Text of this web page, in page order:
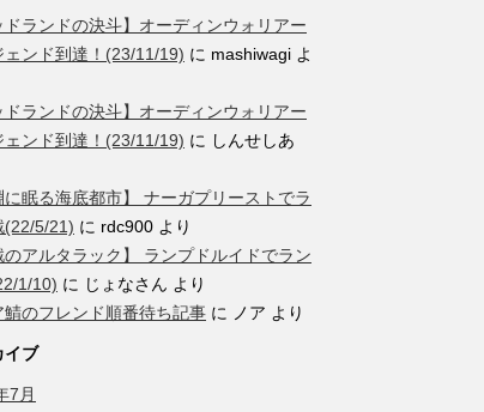
ドランドの決斗】オーディンウォリアー
ェンド到達！(23/11/19) に mashiwagi よ
ドランドの決斗】オーディンウォリアー
ェンド到達！(23/11/19) に しんせしあ
に眠る海底都市】 ナーガプリーストでラ
(22/5/21) に rdc900 より
のアルタラック】 ランプドルイドでラン
1/10) に じょなさん より
鯖のフレンド順番待ち記事 に ノア より
イブ
7月